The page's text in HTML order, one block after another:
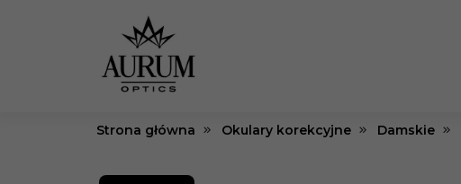
Strona główna Okulary korekcyjne Damskie